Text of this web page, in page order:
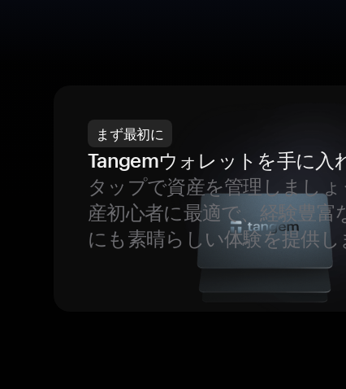
まず最初に
Tangemウォレットを手に入
タップで資産を管理しまし
産初心者に最適で、経験豊富
にも素晴らしい体験を提供し